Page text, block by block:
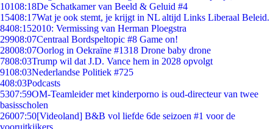
10108:18De Schatkamer van Beeld & Geluid #4
15408:17Wat je ook stemt, je krijgt in NL altijd Links Liberaal Beleid.
8408:152010: Vermissing van Herman Ploegstra
29908:07Centraal Bordspeltopic #8 Game on!
28008:07Oorlog in Oekraïne #1318 Drone baby drone
7808:03Trump wil dat J.D. Vance hem in 2028 opvolgt
9108:03Nederlandse Politiek #725
408:03Podcasts
5307:59OM-Teamleider met kinderporno is oud-directeur van twee
basisscholen
26007:50[Videoland] B&B vol liefde 6de seizoen #1 voor de
vooruitkijkers